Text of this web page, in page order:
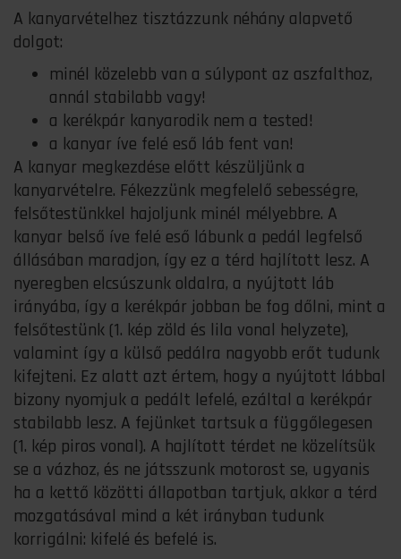
A kanyarvételhez tisztázzunk néhány alapvető
dolgot:
minél közelebb van a súlypont az aszfalthoz,
annál stabilabb vagy!
a kerékpár kanyarodik nem a tested!
a kanyar íve felé eső láb fent van!
A kanyar megkezdése előtt készüljünk a
kanyarvételre. Fékezzünk megfelelő sebességre,
felsőtestünkkel hajoljunk minél mélyebbre. A
kanyar belső íve felé eső lábunk a pedál legfelső
állásában maradjon, így ez a térd hajlított lesz. A
nyeregben elcsúszunk oldalra, a nyújtott láb
irányába, így a kerékpár jobban be fog dőlni, mint a
felsőtestünk (1. kép zöld és lila vonal helyzete),
valamint így a külső pedálra nagyobb erőt tudunk
kifejteni. Ez alatt azt értem, hogy a nyújtott lábbal
bizony nyomjuk a pedált lefelé, ezáltal a kerékpár
stabilabb lesz. A fejünket tartsuk a függőlegesen
(1. kép piros vonal). A hajlított térdet ne közelítsük
se a vázhoz, és ne játsszunk motorost se, ugyanis
ha a kettő közötti állapotban tartjuk, akkor a térd
mozgatásával mind a két irányban tudunk
korrigálni: kifelé és befelé is.